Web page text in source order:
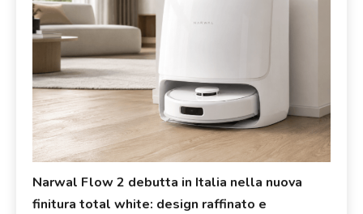
Narwal Flow 2 debutta in Italia nella nuova
finitura total white: design raffinato e